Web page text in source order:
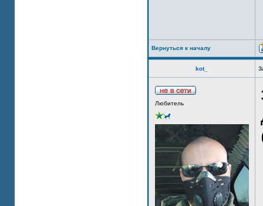
Вернуться к началу
kot_
Любитель